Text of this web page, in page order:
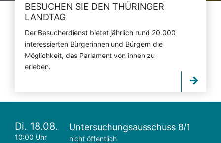
BESUCHEN SIE DEN THÜRINGER
LANDTAG
Der Besucherdienst bietet jährlich rund 20.000
interessierten Bürgerinnen und Bürgern die
Möglichkeit, das Parlament von innen zu
erleben.
Di. 18.08.
10:00 Uhr
Untersuchungsausschuss 8/1
nicht öffentlich